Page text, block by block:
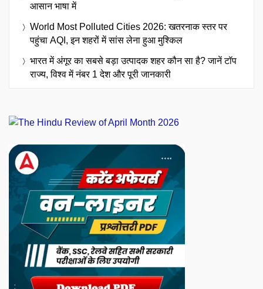
आसान भाषा में
World Most Polluted Cities 2026: खतरनाक स्तर पर
पहुंचा AQI, इन शहरों में सांस लेना हुआ मुश्किल
भारत में अंगूर का सबसे बड़ा उत्पादक शहर कौन सा है? जानें टॉप
राज्य, विश्व में नंबर 1 देश और पूरी जानकारी